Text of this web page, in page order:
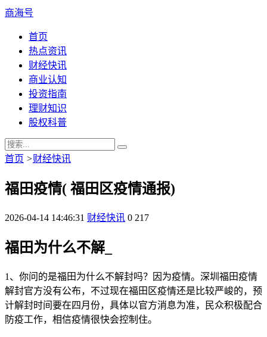
商海号
首页
热点资讯
财经快讯
商业认知
投资指南
理财知识
股权科普
首页 >财经快讯
福田疫情( 福田区疫情通报)
2026-04-14 14:46:31 财经快讯 0 217
福田为什么不解_
1、你问的是福田为什么不解封吗？因为疫情。深圳福田疫情
解封官方没有公布，不过现在福田区疫情还是比较严峻的，预
计解封时间要在四月份，具体以官方消息为准，民众积极配合
防疫工作，相信疫情很快会控制住。